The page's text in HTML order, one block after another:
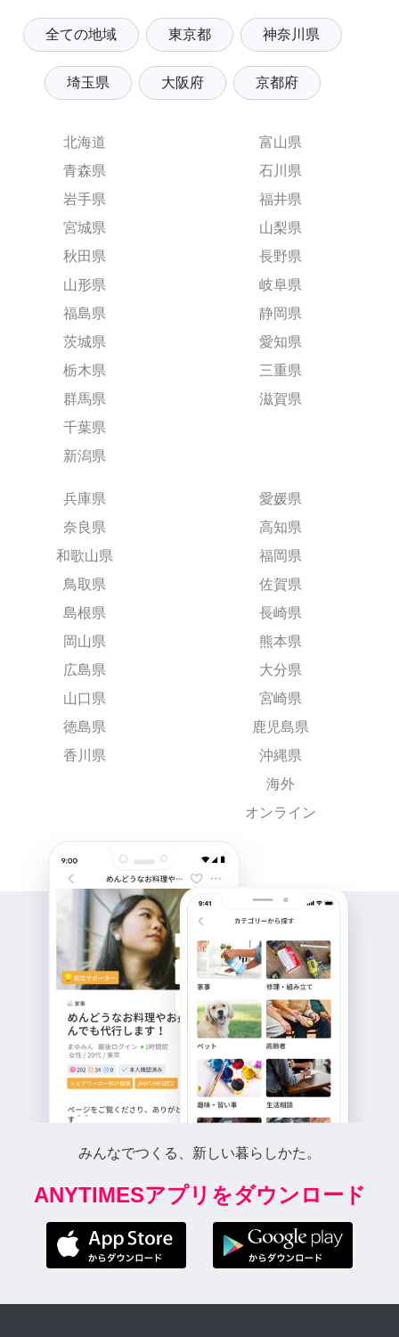
全ての地域 東京都 神奈川県
埼玉県 大阪府 京都府
北海道
青森県
岩手県
宮城県
秋田県
山形県
福島県
茨城県
栃木県
群馬県
千葉県
新潟県
富山県
石川県
福井県
山梨県
長野県
岐阜県
静岡県
愛知県
三重県
滋賀県
兵庫県
奈良県
和歌山県
鳥取県
島根県
岡山県
広島県
山口県
徳島県
香川県
愛媛県
高知県
福岡県
佐賀県
長崎県
熊本県
大分県
宮崎県
鹿児島県
沖縄県
海外
オンライン
みんなでつくる、新しい暮らしかた。
ANYTIMESアプリをダウンロード